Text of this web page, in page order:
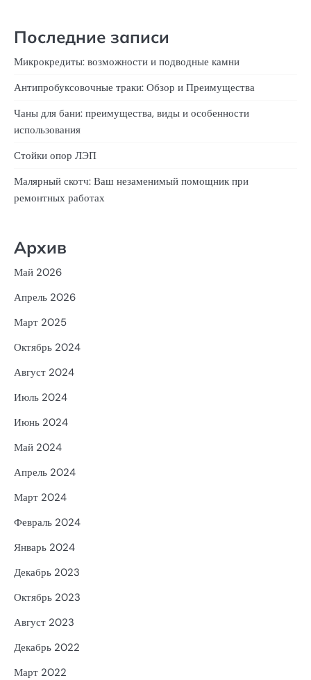
Последние записи
Микрокредиты: возможности и подводные камни
Антипробуксовочные траки: Обзор и Преимущества
Чаны для бани: преимущества, виды и особенности
использования
Стойки опор ЛЭП
Малярный скотч: Ваш незаменимый помощник при
ремонтных работах
Архив
Май 2026
Апрель 2026
Март 2025
Октябрь 2024
Август 2024
Июль 2024
Июнь 2024
Май 2024
Апрель 2024
Март 2024
Февраль 2024
Январь 2024
Декабрь 2023
Октябрь 2023
Август 2023
Декабрь 2022
Март 2022